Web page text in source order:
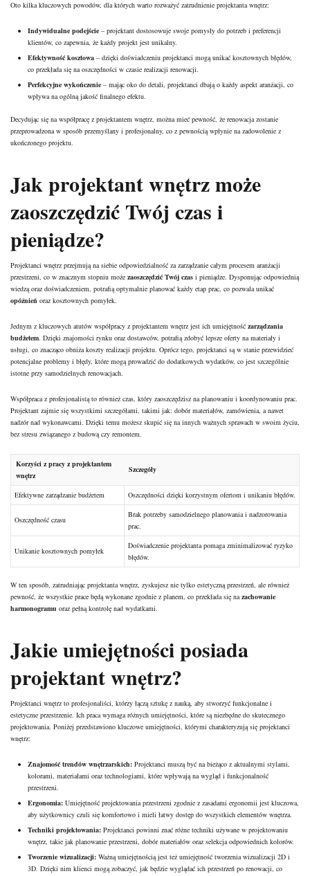
Oto kilka kluczowych powodów, dla których warto rozważyć zatrudnienie projektanta wnętrz:
Indywidualne podejście – projektant dostosowuje swoje pomysły do potrzeb i preferencji
klientów, co zapewnia, że każdy projekt jest unikalny.
Efektywność kosztowa – dzięki doświadczeniu projektanci mogą unikać kosztownych błędów,
co przekłada się na oszczędności w czasie realizacji renowacji.
Perfekcyjne wykończenie – mając oko do detali, projektanci dbają o każdy aspekt aranżacji, co
wpływa na ogólną jakość finalnego efektu.
Decydując się na współpracę z projektantem wnętrz, można mieć pewność, że renowacja zostanie
przeprowadzona w sposób przemyślany i profesjonalny, co z pewnością wpłynie na zadowolenie z
ukończonego projektu.
Jak projektant wnętrz może
zaoszczędzić Twój czas i
pieniądze?
Projektanci wnętrz przejmują na siebie odpowiedzialność za zarządzanie całym procesem aranżacji
przestrzeni, co w znacznym stopniu może zaoszczędzić Twój czas i pieniądze. Dysponując odpowiednią
wiedzą oraz doświadczeniem, potrafią optymalnie planować każdy etap prac, co pozwala unikać
opóźnień oraz kosztownych pomyłek.
Jednym z kluczowych atutów współpracy z projektantem wnętrz jest ich umiejętność zarządzania
budżetem . Dzięki znajomości rynku oraz dostawców, potrafią zdobyć lepsze oferty na materiały i
usługi, co znacząco obniża koszty realizacji projektu. Oprócz tego, projektanci są w stanie przewidzieć
potencjalne problemy i błędy, które mogą prowadzić do dodatkowych wydatków, co jest szczególnie
istotne przy samodzielnych renowacjach.
Współpraca z profesjonalistą to również czas, który zaoszczędzisz na planowaniu i koordynowaniu prac.
Projektant zajmie się wszystkimi szczegółami, takimi jak: dobór materiałów, zamówienia, a nawet
nadzór nad wykonawcami. Dzięki temu możesz skupić się na innych ważnych sprawach w swoim życiu,
bez stresu związanego z budową czy remontem.
Korzyści z pracy z projektantem
wnętrz
Szczegóły
Efektywne zarządzanie budżetem Oszczędności dzięki korzystnym ofertom i unikaniu błędów.
Oszczędność czasu
Brak potrzeby samodzielnego planowania i nadzorowania
prac.
Unikanie kosztownych pomyłek
Doświadczenie projektanta pomaga zminimalizować ryzyko
błędów.
W ten sposób, zatrudniając projektanta wnętrz, zyskujesz nie tylko estetyczną przestrzeń, ale również
pewność, że wszystkie prace będą wykonane zgodnie z planem, co przekłada się nazachowanie
harmonogramu oraz pełną kontrolę nad wydatkami.
Jakie umiejętności posiada
projektant wnętrz?
Projektanci wnętrz to profesjonaliści, którzy łączą sztukę z nauką, aby stworzyć funkcjonalne i
estetyczne przestrzenie. Ich praca wymaga różnych umiejętności, które są niezbędne do skutecznego
projektowania. Poniżej przedstawiono kluczowe umiejętności, którymi charakteryzują się projektanci
wnętrz:
Znajomość trendów wnętrzarskich: Projektanci muszą być na bieżąco z aktualnymi stylami,
kolorami, materiałami oraz technologiami, które wpływają na wygląd i funkcjonalność
przestrzeni.
Ergonomia: Umiejętność projektowania przestrzeni zgodnie z zasadami ergonomii jest kluczowa,
aby użytkownicy czuli się komfortowo i mieli łatwy dostęp do wszystkich elementów wnętrza.
Techniki projektowania: Projektanci powinni znać różne techniki używane w projektowaniu
wnętrz, takie jak planowanie przestrzeni, dobór materiałów oraz selekcja odpowiednich kolorów.
Tworzenie wizualizacji: Ważną umiejętnością jest też umiejętność tworzenia wizualizacji 2D i
3D. Dzięki nim klienci mogą zobaczyć, jak będzie wyglądać ich przestrzeń po renowacji, co